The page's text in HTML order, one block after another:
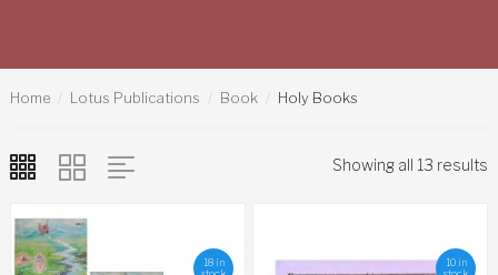
Home Lotus Publications Book Holy Books
Showing all 13 results
18 in
10 in